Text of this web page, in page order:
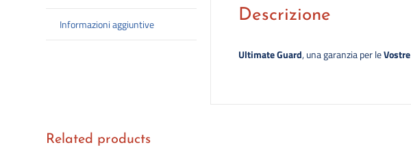
Informazioni aggiuntive Descrizione
Ultimate Guard, una garanzia per leVostre
Related products